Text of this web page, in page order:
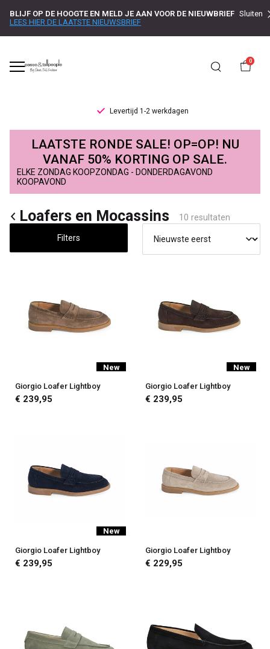
BLIJF OP DE HOOGTE EN MELD JE AAN VOOR DE NIEUWBRIEF
LEES HIER DE LAATSTE NIEUWSBRIEF
Sluiten
0
Levertijd 1-2 werkdagen
Loafers
Mocassins
Passo
LAATSTE RONDE SALE! OP=OP! NU
VANAF 50% KORTING OP SALE.
ELKE ZONDAG KOOPZONDAG - DONDERDAGAVOND
KOOPAVOND
Loafers en Mocassins 10 resultaten
Filters
New
Giorgio Loafer Lightboy
€ 239,95
New
Giorgio Loafer Lightboy
€ 239,95
New
Giorgio Loafer Lightboy
€ 239,95
Giorgio Loafer Lightboy
€ 229,95